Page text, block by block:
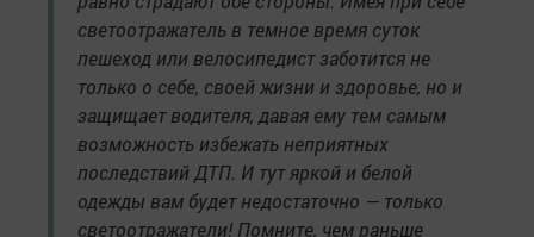
светоотражатель в темное время суток
пешеход или велосипедист заботится не
только о себе, своей жизни и здоровье, но и
защищает водителя, давая ему тем самым
возможность избежать неприятных
последствий ДТП. И тут яркой и белой
одежды вам будет недостаточно — только
светоотражатели! Помните, чем раньше